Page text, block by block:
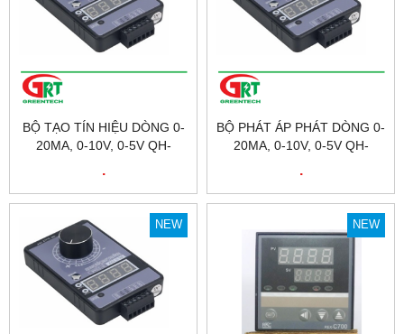
BỘ TẠO TÍN HIỆU DÒNG 0-
20MA, 0-10V, 0-5V QH-
VISG2-ED | DÙNG MÔ
PHỎNG TÍN HIỆU
ANALOGUE
.
BỘ PHÁT ÁP PHÁT DÒNG 0-
20MA, 0-10V, 0-5V QH-
VISG2-ED | DÙNG MÔ
PHỎNG TÍN HIỆU
ANALOGUE
.
NEW NEW